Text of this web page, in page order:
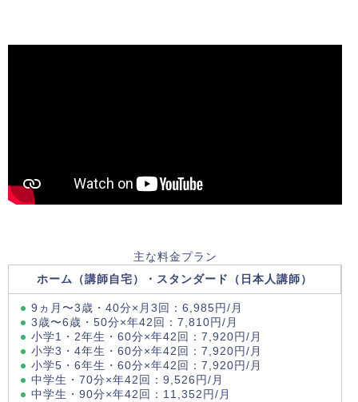
主な料金プラン
ホーム（講師自宅）・スタンダード（日本人講師）
9ヵ月〜3歳・40分×月3回：6,985円/月
3歳〜6歳・50分×年42回：7,810円/月
小学1・2年生・60分×年42回：7,920円/月
小学3・4年生・60分×年42回：7,920円/月
小学5・6年生・60分×年42回：7,920円/月
中学生・70分×年42回：9,526円/月
中学生・90分×年42回：11,352円/月